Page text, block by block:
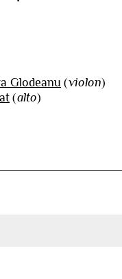
Glodeanu (violon)
(alto)